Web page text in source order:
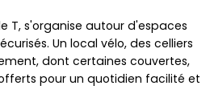
T, s'organise autour d'espaces
Un local vélo, des celliers
dont certaines couvertes,
pour un quotidien facilité et